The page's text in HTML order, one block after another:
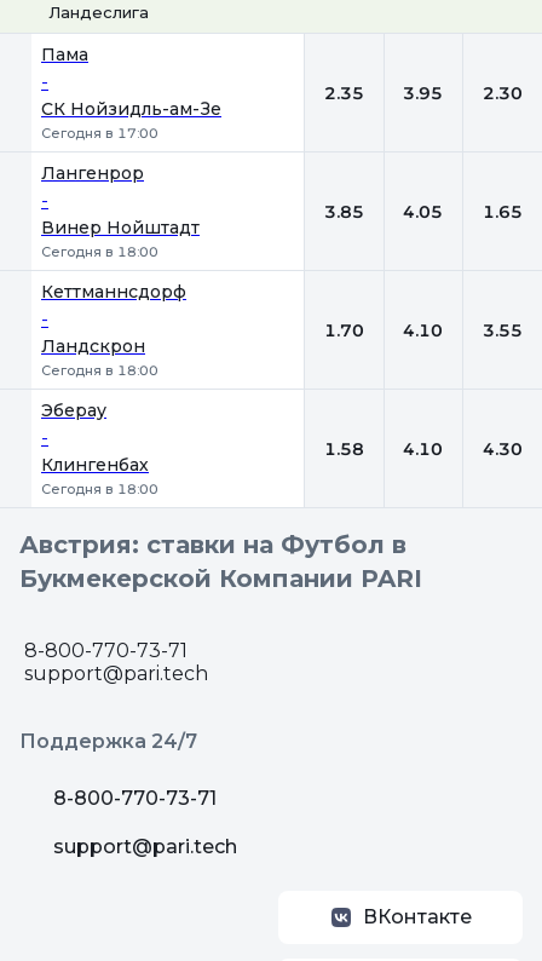
Ландеслига
Пама
-
СК Нойзидль-ам-Зе
Сегодня в 17:00
2.35 3.95 2.30
Лангенрор
-
Винер Нойштадт
Сегодня в 18:00
3.85 4.05 1.65
Кеттманнсдорф
-
Ландскрон
Сегодня в 18:00
1.70 4.10 3.55
Эберау
-
Клингенбах
Сегодня в 18:00
1.58 4.10 4.30
Австрия: ставки на Футбол в
Букмекерской Компании PARI
8-800-770-73-71
support@pari.tech
Поддержка 24/7
8-800-770-73-71
support@pari.tech
ВКонтакте